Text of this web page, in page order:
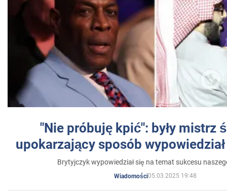
"Nie próbuję kpić": były mistrz
upokarzający sposób
Brytyjczyk wypowiedział się na temat sukcesu
Wiadomości05.03.2025 19:48